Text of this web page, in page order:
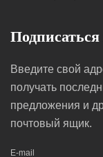
Введите свой
получать
предложения и
почтовый ящик.
E-mail